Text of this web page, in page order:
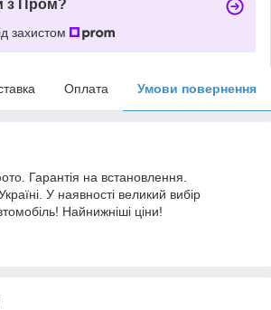
з Пром?
захистом
Оплата Умови повернення
Гарантія на встановлення.
У наявності великий вибір
Найнижніші ціни!